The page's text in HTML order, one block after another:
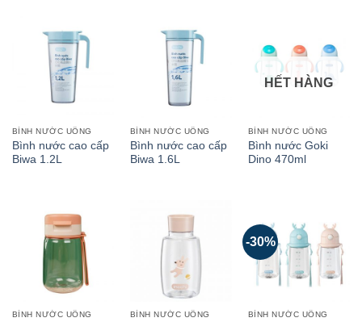
BÌNH NƯỚC UỐNG
Bình nước cao cấp
Biwa 1.2L
BÌNH NƯỚC UỐNG
Bình nước cao cấp
Biwa 1.6L
HẾT HÀNG
BÌNH NƯỚC UỐNG
Bình nước Goki
Dino 470ml
BÌNH NƯỚC UỐNG BÌNH NƯỚC UỐNG
-30%
BÌNH NƯỚC UỐNG